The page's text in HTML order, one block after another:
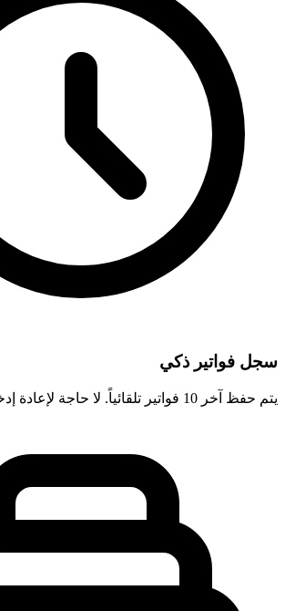
سجل فواتير ذكي
يتم حفظ آخر 10 فواتير تلقائياً. لا حاجة لإعادة إدخال بيانات العميل.